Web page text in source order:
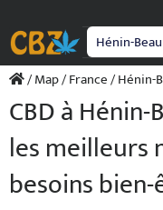
contenu
/Map/France/ Hénin-
CBD à
les meilleurs
besoins